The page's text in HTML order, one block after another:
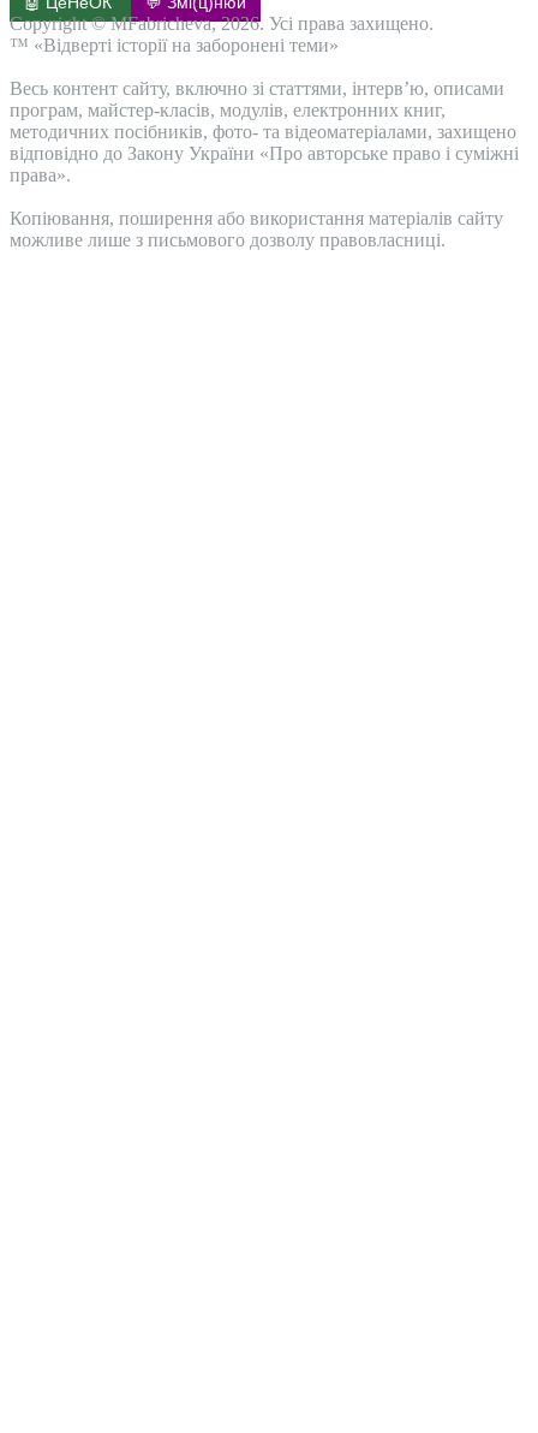
Copyright © MFabricheva, 2026. Усі права захищено.
™ «Відверті історії на заборонені теми»
Весь контент сайту, включно зі статтями, інтерв’ю, описами
програм, майстер-класів, модулів, електронних книг,
методичних посібників, фото- та відеоматеріалами, захищено
відповідно до Закону України «Про авторське право і суміжні
права».
Копіювання, поширення або використання матеріалів сайту
можливе лише з письмового дозволу правовласниці.